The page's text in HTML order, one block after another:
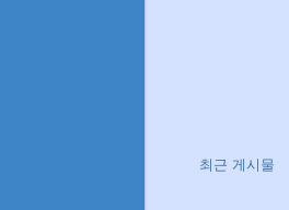
최근 게시물